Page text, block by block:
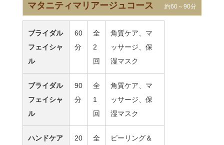
マタニティマリアージュコース 約60～90分
ブライダル
フェイシャ
ル
60
分
全
2
回
角質ケア、マ
ッサージ、保
湿マスク
ブライダル
フェイシャ
ル
90
分
全
1
回
角質ケア、マ
ッサージ、保
湿マスク
ハンドケア
20
全
ピーリング＆